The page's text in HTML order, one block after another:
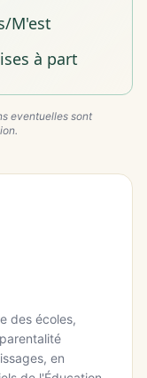
M'est
à part
eventuelles sont
des écoles,
en